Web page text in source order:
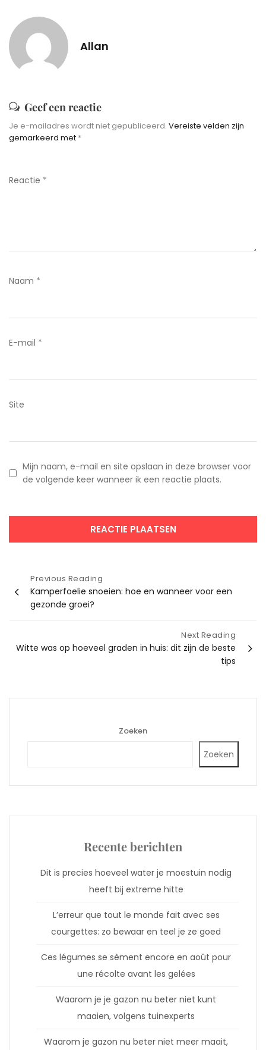
Allan
Geef een reactie
Je e-mailadres wordt niet gepubliceerd. Vereiste velden zijn
gemarkeerd met *
Reactie *
Naam *
E-mail *
Site
Mijn naam, e-mail en site opslaan in deze browser voor
de volgende keer wanneer ik een reactie plaats.
Bericht
navigatie
Previous Reading
Kamperfoelie snoeien: hoe en wanneer voor een
gezonde groei?
Next Reading
Witte was op hoeveel graden in huis: dit zijn de beste
tips
Zoeken
Zoeken
Recente berichten
Dit is precies hoeveel water je moestuin nodig
heeft bij extreme hitte
L’erreur que tout le monde fait avec ses
courgettes: zo bewaar en teel je ze goed
Ces légumes se sèment encore en août pour
une récolte avant les gelées
Waarom je je gazon nu beter niet kunt
maaien, volgens tuinexperts
Waarom je gazon nu beter niet meer maait,